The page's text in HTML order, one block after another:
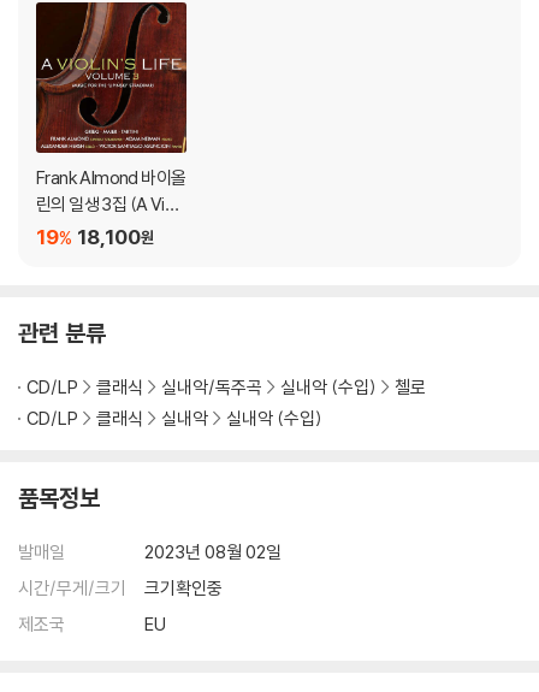
Frank Almond 바이올
린의 일생 3집 (A Violi
n's Life, Volume 3 -
18,100원
19%
관련 분류
CD/LP 클래식 실내악/독주곡 실내악 (수입)
첼로
CD/LP
클래식 실내악 실내악 (수입)
품목정보
발매일
2023년 08월 02일
시간/무게/크기
크기확인중
제조국
EU